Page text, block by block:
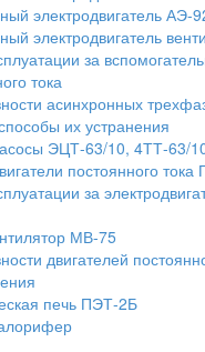
электродвигатель АЭ-
электродвигатель
за
тока
асинхронных
их устранения
ЭЦТ-63/10, 4ТТ-63/
постоянного
за
МВ-75
двигателей
печь ПЭТ-2Б